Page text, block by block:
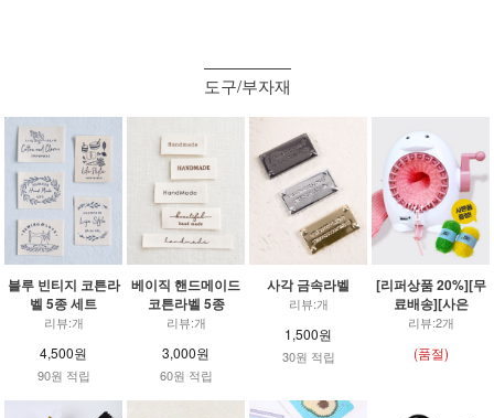
도구/부자재
블루 빈티지 코튼라
벨 5종 세트
리뷰:개
4,500원
90원 적립
베이직 핸드메이드
코튼라벨 5종
리뷰:개
3,000원
60원 적립
사각 금속라벨
리뷰:개
1,500원
30원 적립
[리퍼상품 20%][무
료배송][사은
리뷰:2개
(품절)